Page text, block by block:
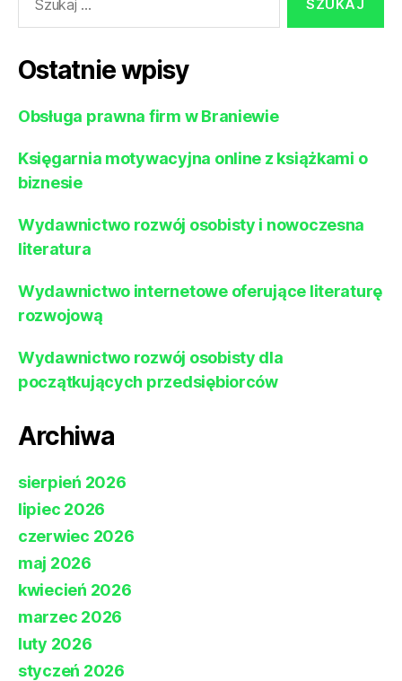
Ostatnie wpisy
Obsługa prawna firm w Braniewie
Księgarnia motywacyjna online z książkami o
biznesie
Wydawnictwo rozwój osobisty i nowoczesna
literatura
Wydawnictwo internetowe oferujące literaturę
rozwojową
Wydawnictwo rozwój osobisty dla
początkujących przedsiębiorców
Archiwa
sierpień 2026
lipiec 2026
czerwiec 2026
maj 2026
kwiecień 2026
marzec 2026
luty 2026
styczeń 2026